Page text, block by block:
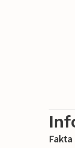
Fakta